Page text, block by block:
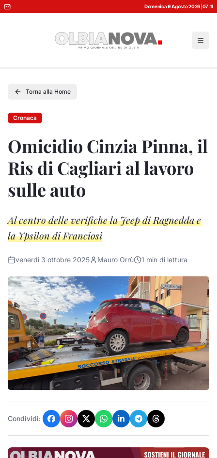
Domenica 9 Agosto 2026 07:11
Torna alla Home
Cronaca
Omicidio Cinzia Pinna, il
Ris di Cagliari al lavoro
sulle auto
Al centro delle verifiche la Jeep di Ragnedda e
la Ypsilon di Franciosi
venerdì 3 ottobre 2025 Mauro Orrù 1 min di lettura
Condividi: